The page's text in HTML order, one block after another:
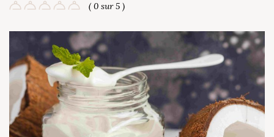
( 0 sur 5 )